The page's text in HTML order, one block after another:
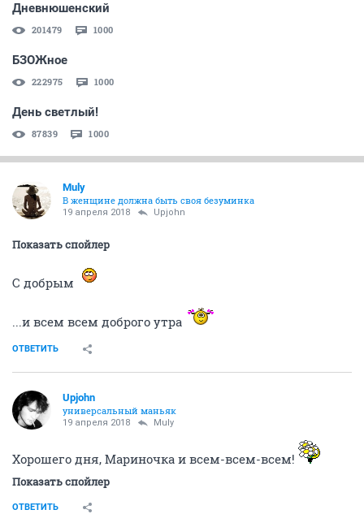
Дневнюшенский
201479 1000
БЗОЖное
222975 1000
День светлый!
87839 1000
Muly
В женщине должна быть своя безyминка
19 апреля 2018 Upjohn
Показать спойлер
C добрым
...и всем всем доброго утра
ОТВЕТИТЬ
Upjohn
универсальный маньяк
19 апреля 2018 Muly
Хорошего дня, Мариночка и всем-всем-всем!
Показать спойлер
ОТВЕТИТЬ